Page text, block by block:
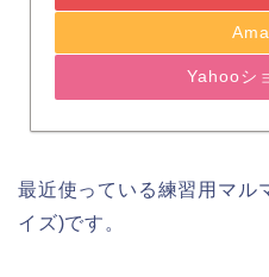
Yahooシ
最近使っている練習用マル
イズ)です。